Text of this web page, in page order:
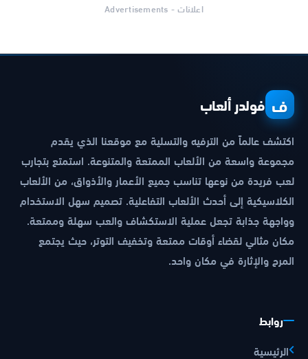
اعلانات - Advertisements
ف فولدر ألعاب
اكتشف عالماً من الترفيه والتسلية مع موقعنا الذي يقدم
مجموعة واسعة من الألعاب الممتعة والمتنوعة. استمتع بتجارب
لعب فريدة من نوعها تناسب جميع الأعمار والأذواق، من الألعاب
الكلاسيكية إلى أحدث الألعاب التفاعلية. تصميم سهل الاستخدام
وواجهة جذابة تجعل عملية الاستكشاف والعب سهلة وممتعة.
مكان مثالي لقضاء أوقات ممتعة وتخفيف التوتر، حيث يجتمع
المرح والإثارة في مكان واحد.
روابط
الرئيسية